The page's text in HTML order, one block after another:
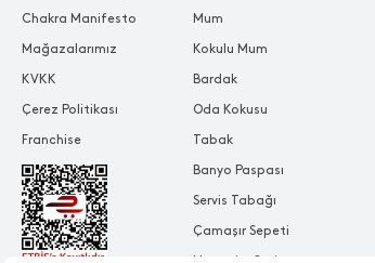
Mum
Kokulu Mum
Bardak
Oda Kokusu
Tabak
Banyo Paspası
Servis Tabağı
Çamaşır Sepeti
Chakra Manifesto
Mağazalarımız
KVKK
Çerez Politikası
Franchise